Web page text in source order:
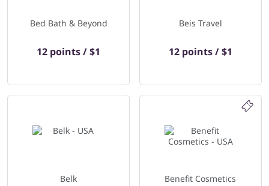
Bed Bath & Beyond
12 points / $1
Beis Travel
12 points / $1
Belk Benefit Cosmetics